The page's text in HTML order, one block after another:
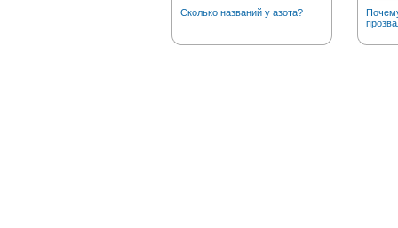
Сколько названий у азота?